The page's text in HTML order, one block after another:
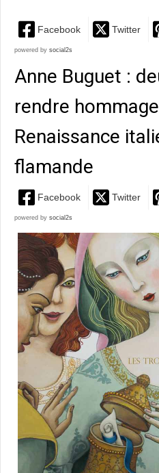
Facebook Twitter
powered by social2s
Anne Buguet :
rendre
Renaissance
flamande
Facebook Twitter
powered by social2s